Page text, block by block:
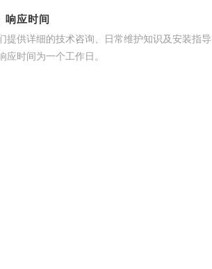
响应时间
提供详细的技术咨询、日常维护知识及安装指
应时间为一个工作日。